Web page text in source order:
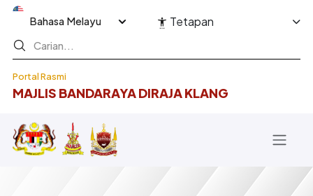
Langkau ke kandungan utama
Portal Rasmi
MAJLIS BANDARAYA DIRAJA KLANG
Select your language Tetapan